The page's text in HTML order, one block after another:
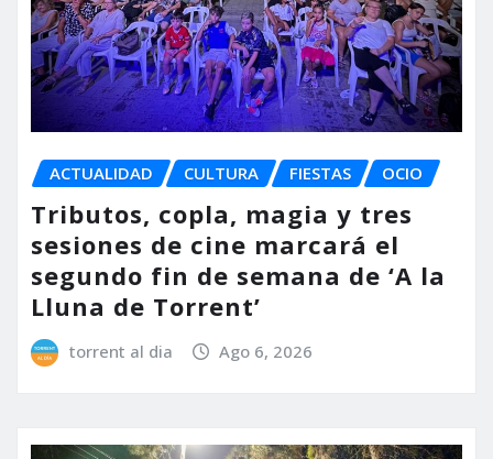
ACTUALIDAD CULTURA FIESTAS OCIO
Tributos, copla, magia y tres
sesiones de cine marcará el
segundo fin de semana de ‘A la
Lluna de Torrent’
torrent al dia Ago 6, 2026